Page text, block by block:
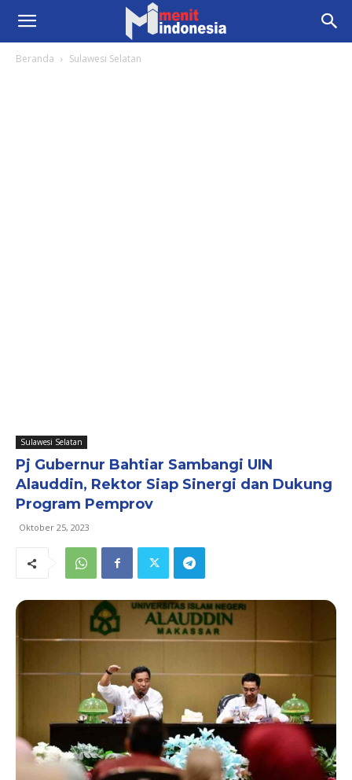
Beranda Sulawesi Selatan
Sulawesi Selatan
Pj Gubernur Bahtiar Sambangi UIN
Alauddin, Rektor Siap Sinergi dan Dukung
Program Pemprov
Oktober 25, 2023